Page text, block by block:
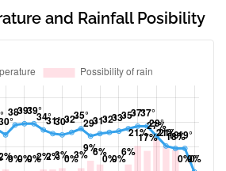
and Rainfall Posibility